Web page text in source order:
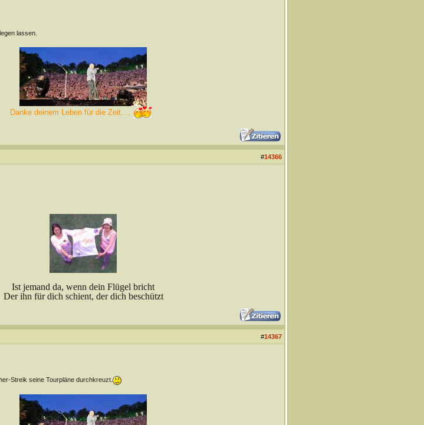
lassen.
Danke deinem Leben für die Zeit....
#14366
Ist jemand da, wenn dein Flügel bricht
Der ihn für dich schient, der dich beschützt
#14367
Streik seine Tourpläne durchkreuzt.